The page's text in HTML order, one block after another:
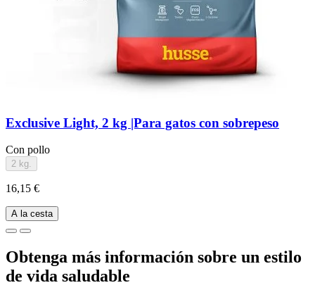
Exclusive Light, 2 kg |Para gatos con sobrepeso
Con pollo
2 kg.
16,15 €
A la cesta
Obtenga más información sobre un estilo
de vida saludable